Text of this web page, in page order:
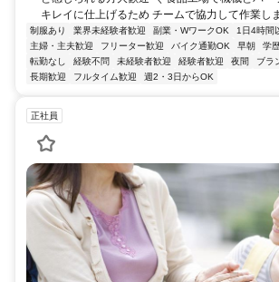
キレイに仕上げるため チームで協力して作業し
制服あり 業界未経験者歓迎 副業・WワークOK
1日4時間
主婦・主夫歓迎
フリーター歓迎 バイク通勤OK 早朝 学
転勤なし
経験不問 未経験者歓迎 経験者歓迎 夜間 ブラ
長期歓迎
フルタイム歓迎 週2・3日からOK
正社員